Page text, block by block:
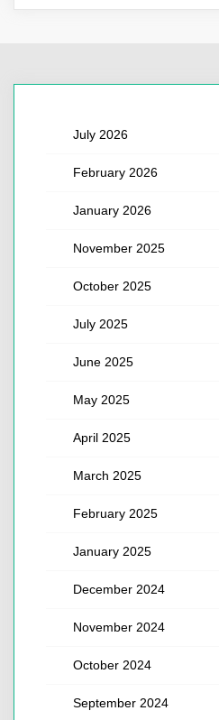
July 2026
February 2026
January 2026
November 2025
October 2025
July 2025
June 2025
May 2025
April 2025
March 2025
February 2025
January 2025
December 2024
November 2024
October 2024
September 2024